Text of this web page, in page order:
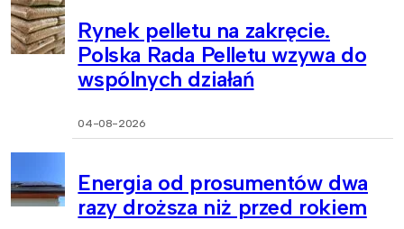
Rynek pelletu na zakręcie.
Polska Rada Pelletu wzywa do
wspólnych działań
04-08-2026
Energia od prosumentów dwa
razy droższa niż przed rokiem